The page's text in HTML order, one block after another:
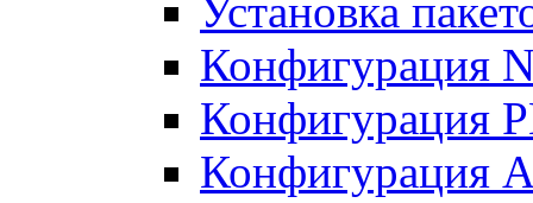
Установка
Конфигурация
Конфигурация
Конфигурация